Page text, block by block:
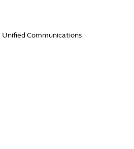
Unified Communications